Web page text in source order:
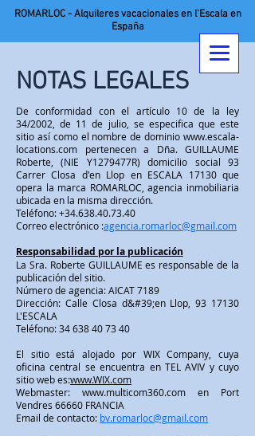
ROMARLOC - Alquileres vacacionales en l'Escala en
España
NOTAS LEGALES
De conformidad con el artículo 10 de la ley
34/2002, de 11 de julio, se especifica que este
sitio así como el nombre de dominio www.escala-
locations.com pertenecen a Dña. GUILLAUME
Roberte, (NIE Y1279477R) domicilio social 93
Carrer Closa d'en Llop en ESCALA 17130 que
opera la marca ROMARLOC, agencia inmobiliaria
ubicada en la misma dirección.
Teléfono:+34.638.40.73.40
Correo electrónico :agencia.romarloc@gmail.com
Responsabilidad por la publicación
La Sra. Roberte GUILLAUME es responsable de la
publicación del sitio.
Número de agencia: AICAT 7189
Dirección: Calle Closa d&#39;en Llop,93 17130
L'ESCALA
Teléfono:34 638 40 73 40
El sitio está alojado por WIX Company, cuya
oficina central se encuentra en TEL AVIV y cuyo
sitio web es:www.WIX.com
Webmaster: www.multicom360.com en Port
Vendres 66660 FRANCIA
Email de contacto: bv.romarloc@gmail.com